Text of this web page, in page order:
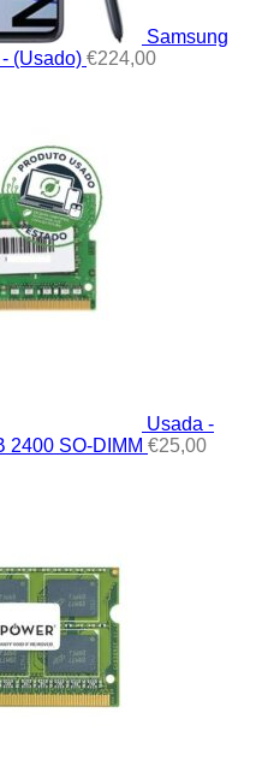
Samsung
(Usado) €224,00
Usada -
2400 SO-DIMM €25,00